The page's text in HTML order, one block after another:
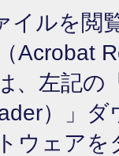
イルを閲
Acrobat
、左記の
）」
ウェア